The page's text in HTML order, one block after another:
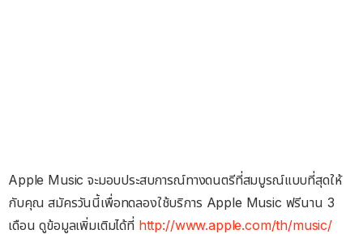
Apple Music จะมอบประสบการณ์ทางดนตรีที่สมบูรณ์แบบที่สุดให้
กับคุณ สมัครวันนี้เพื่อทดลองใช้บริการ Apple Music ฟรีนาน 3
เดือน ดูข้อมูลเพิ่มเติมได้ที่http://www.apple.com/th/music/